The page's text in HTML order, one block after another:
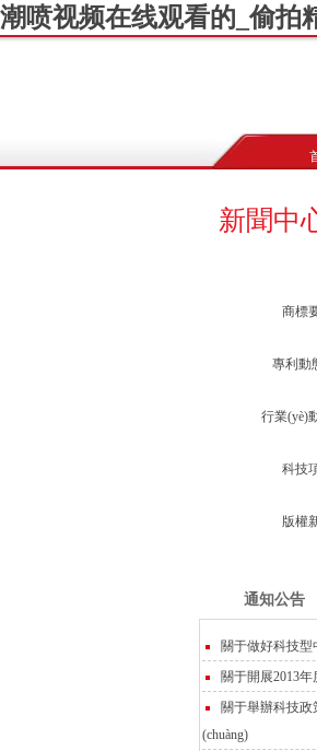
潮喷视频在线观看的_偷拍
新聞中
商標
專利動
行業(yè)
科技
版權
通知公告
關于做好科技型
關于開展2013年
關于舉辦科技政
(chuàng)